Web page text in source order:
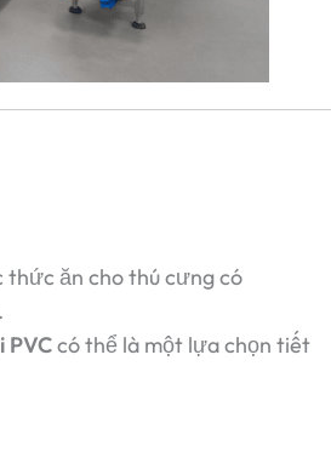
thức ăn cho thú cưng có
PVCcó thể là một lựa chọn tiết